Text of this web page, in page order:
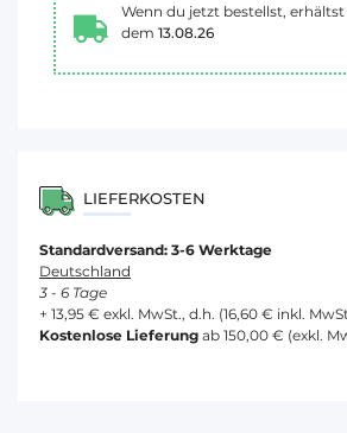
Wenn du jetzt bestellst,
dem 13.08.26
LIEFERKOSTEN
Standardversand: 3-6 Werktage
Deutschland
3 - 6 Tage
+ 13,95 € exkl. MwSt., d.h. (16,60 € inkl.
Kostenlose Lieferung ab 150,00 € (exkl.